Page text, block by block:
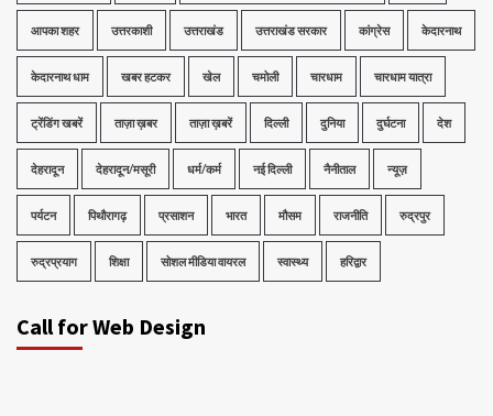
आपका शहर उत्तरकाशी उत्तराखंड उत्तराखंड सरकार कांग्रेस केदारनाथ
केदारनाथ धाम खबर हटकर खेल चमोली चारधाम चारधाम यात्रा
ट्रेंडिंग खबरें ताज़ा ख़बर ताज़ा ख़बरें दिल्ली दुनिया दुर्घटना देश
देहरादून देहरादून/मसूरी धर्म/कर्म नई दिल्ली नैनीताल न्यूज़
पर्यटन पिथौरागढ़ प्रसाशन भारत मौसम राजनीति रुद्रपुर
रुद्रप्रयाग शिक्षा सोशल मीडिया वायरल स्वास्थ्य हरिद्वार
Call for Web Design